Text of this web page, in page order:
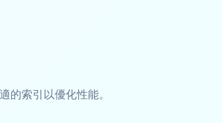
的索引以優化性能。